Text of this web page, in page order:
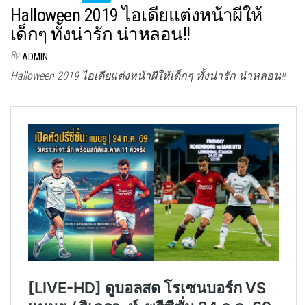
Halloween 2019 ไอเดียแต่งหน้าผีให้
เด็กๆ ทั้งน่ารัก น่าหลอน!!
By ADMIN
Halloween 2019 ไอเดียแต่งหน้าผีให้เด็กๆ ทั้งน่ารัก น่าหลอน!!